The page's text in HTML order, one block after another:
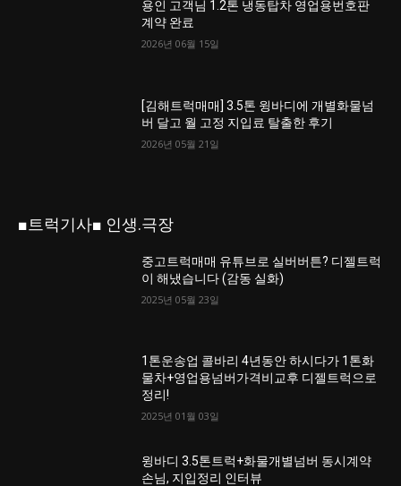
용인 고객님 1.2톤 냉동탑차 영업용번호판
계약 완료
2026년 06월 15일
[김해트럭매매] 3.5톤 윙바디에 개별화물넘
버 달고 월 고정 지입료 탈출한 후기
2026년 05월 21일
■트럭기사■ 인생.극장
중고트럭매매 유튜브로 실버버튼? 디젤트럭
이 해냈습니다 (감동 실화)
2025년 05월 23일
1톤운송업 콜바리 4년동안 하시다가 1톤화
물차+영업용넘버가격비교후 디젤트럭으로
정리!
2025년 01월 03일
윙바디 3.5톤트럭+화물개별넘버 동시계약
손님, 지입정리 인터뷰